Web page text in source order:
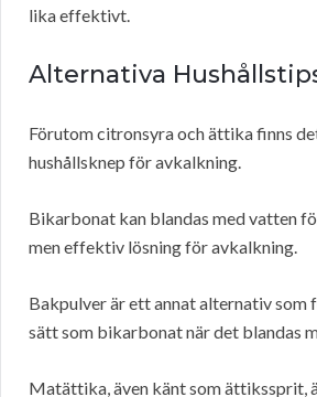
lika effektivt.
Alternativa
Förutom citronsyra och ättika finns
hushållsknep för avkalkning.
Bikarbonat kan blandas med vatten
men effektiv lösning för avkalkning.
Bakpulver är ett annat alternativ som
sätt som bikarbonat när det blandas
Matättika, även känt som ättikssprit,